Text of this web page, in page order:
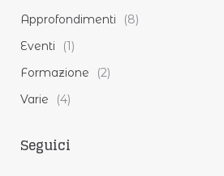
Approfondimenti
(8)
Eventi
(1)
Formazione
(2)
Varie
(4)
Seguici